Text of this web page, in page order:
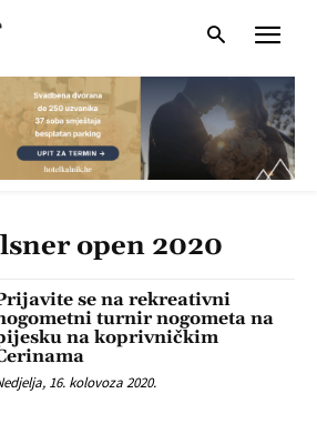
open 2020
se na rekreativni
turnir nogometa na
na koprivničkim
16. kolovoza 2020.